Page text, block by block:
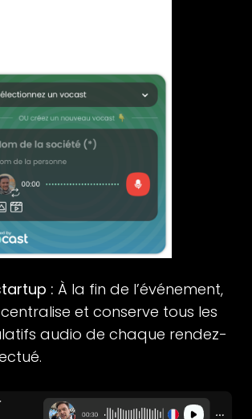
: À la fin de l’événement,
centralise et conserve tous les
audio de chaque rendez-